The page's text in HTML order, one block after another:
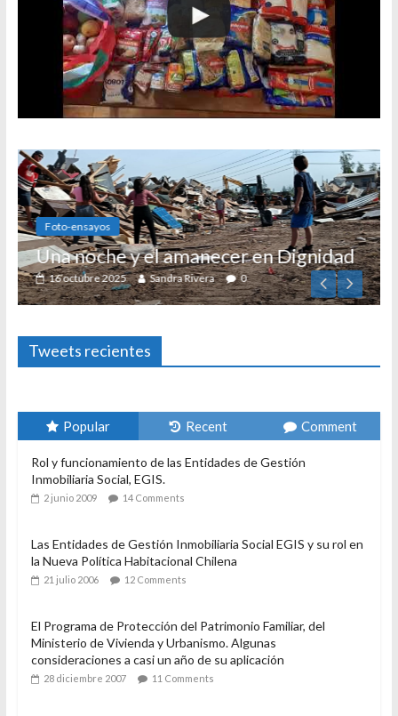
Foto-ensayos
Una noche y el amanecer en Dignidad
16 octubre 2025 Sandra Rivera 0
Tweets recientes
Popular Recent Comment
Rol y funcionamiento de las Entidades de Gestión
Inmobiliaria Social, EGIS.
2 junio 2009 14 Comments
Las Entidades de Gestión Inmobiliaria Social EGIS y su rol en
la Nueva Política Habitacional Chilena
21 julio 2006 12 Comments
El Programa de Protección del Patrimonio Familiar, del
Ministerio de Vivienda y Urbanismo. Algunas
consideraciones a casi un año de su aplicación
28 diciembre 2007 11 Comments